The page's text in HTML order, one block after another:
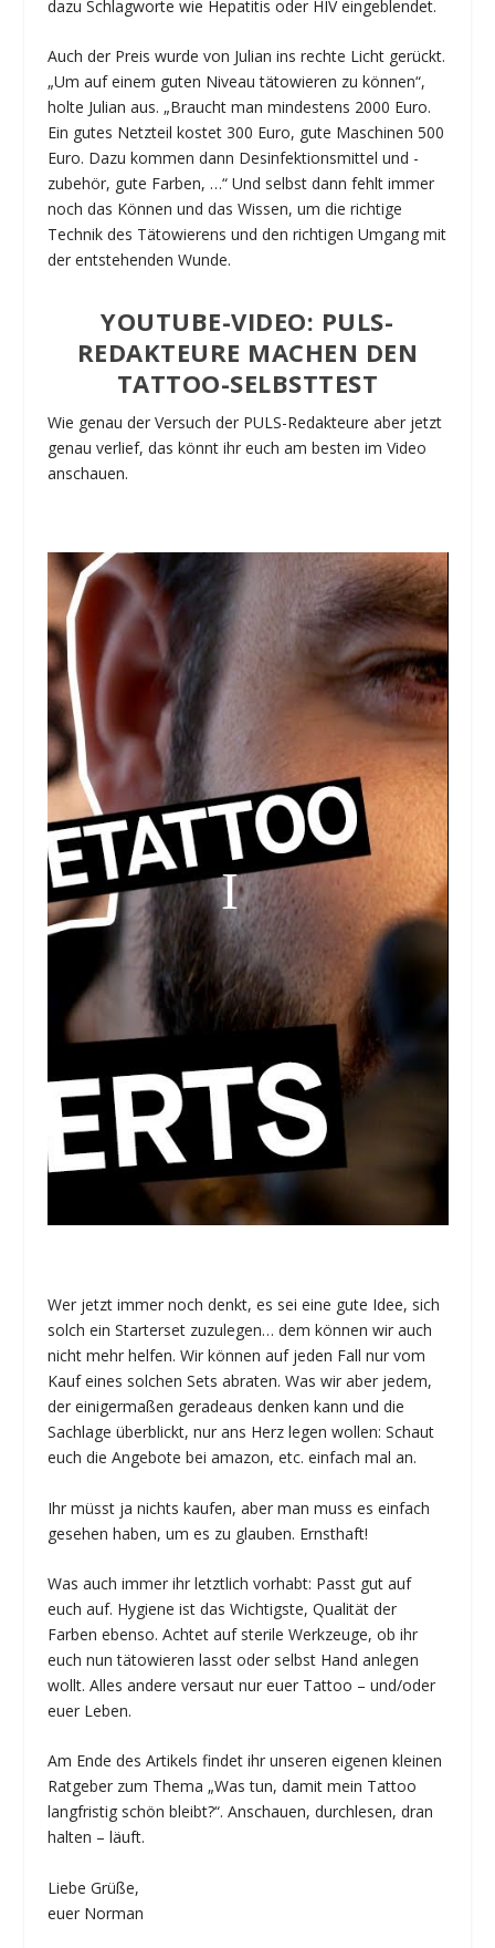
dazu Schlagworte wie Hepatitis oder HIV eingeblendet.
Auch der Preis wurde von Julian ins rechte Licht gerückt.
„Um auf einem guten Niveau tätowieren zu können“,
holte Julian aus. „Braucht man mindestens 2000 Euro.
Ein gutes Netzteil kostet 300 Euro, gute Maschinen 500
Euro. Dazu kommen dann Desinfektionsmittel und -
zubehör, gute Farben, …“ Und selbst dann fehlt immer
noch das Können und das Wissen, um die richtige
Technik des Tätowierens und den richtigen Umgang mit
der entstehenden Wunde.
YOUTUBE-VIDEO: PULS-
REDAKTEURE MACHEN DEN
TATTOO-SELBSTTEST
Wie genau der Versuch der PULS-Redakteure aber jetzt
genau verlief, das könnt ihr euch am besten im Video
anschauen.
Wer jetzt immer noch denkt, es sei eine gute Idee, sich
solch ein Starterset zuzulegen… dem können wir auch
nicht mehr helfen. Wir können auf jeden Fall nur vom
Kauf eines solchen Sets abraten. Was wir aber jedem,
der einigermaßen geradeaus denken kann und die
Sachlage überblickt, nur ans Herz legen wollen: Schaut
euch die Angebote bei amazon, etc. einfach mal an.
Ihr müsst ja nichts kaufen, aber man muss es einfach
gesehen haben, um es zu glauben. Ernsthaft!
Was auch immer ihr letztlich vorhabt: Passt gut auf
euch auf. Hygiene ist das Wichtigste, Qualität der
Farben ebenso. Achtet auf sterile Werkzeuge, ob ihr
euch nun tätowieren lasst oder selbst Hand anlegen
wollt. Alles andere versaut nur euer Tattoo – und/oder
euer Leben.
Am Ende des Artikels findet ihr unseren eigenen kleinen
Ratgeber zum Thema „Was tun, damit mein Tattoo
langfristig schön bleibt?“. Anschauen, durchlesen, dran
halten – läuft.
Liebe Grüße,
euer Norman